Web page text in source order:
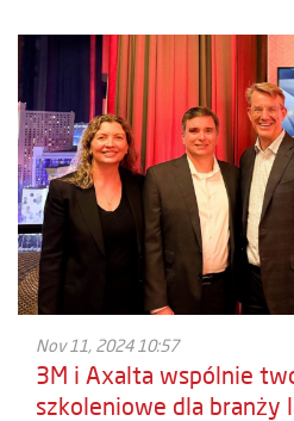
Nov 11, 2024 10:57
3M i Axalta wspólnie
szkoleniowe dla branży